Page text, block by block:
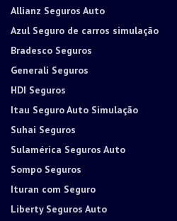
Allianz Seguros Auto
Azul Seguro de carros simulação
Bradesco Seguros
Generali Seguros
HDI Seguros
Itau Seguro Auto Simulação
Suhai Seguros
Sulamérica Seguros Auto
Sompo Seguros
Ituran com Seguro
Liberty Seguros Auto